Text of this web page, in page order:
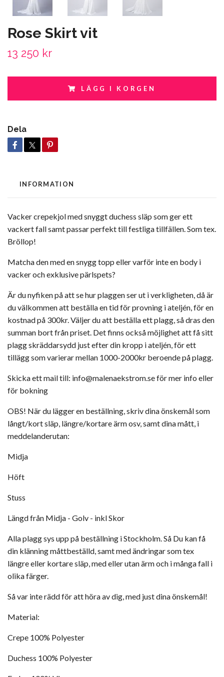
Rose Skirt vit
13 250 kr
LÄGG I KORGEN
Dela
INFORMATION
Vacker crepekjol med snyggt duchess släp som ger ett
vackert fall samt passar perfekt till festliga tillfällen. Som tex.
Bröllop!
Matcha den med en snygg topp eller varför inte en body i
vacker och exklusive pärlspets?
Är du nyfiken på att se hur plaggen ser ut i verkligheten, då är
du välkommen att beställa en tid för provning i ateljén, för en
kostnad på 300kr. Väljer du att beställa ett plagg, så dras den
summan bort från priset. Det finns också möjlighet att få sitt
plagg skräddarsydd just efter din kropp i ateljén, för ett
tillägg som varierar mellan 1000-2000kr beroende på plagg.
Skicka ett mail till: info@malenaekstrom.seför mer info eller
för bokning
OBS! När du lägger en beställning, skriv dina önskemål som
långt/kort släp, längre/kortare ärm osv, samt dina mått, i
meddelanderutan:
Midja
Höft
Stuss
Längd från Midja - Golv - inkl Skor
Alla plagg sys upp på beställning i Stockholm. Så Du kan få
din klänning måttbeställd, samt med ändringar som tex
längre eller kortare släp, med eller utan ärm och i många fall i
olika färger.
Så var inte rädd för att höra av dig, med just dina önskemål!
Material:
Crepe 100% Polyester
Duchess 100% Polyester